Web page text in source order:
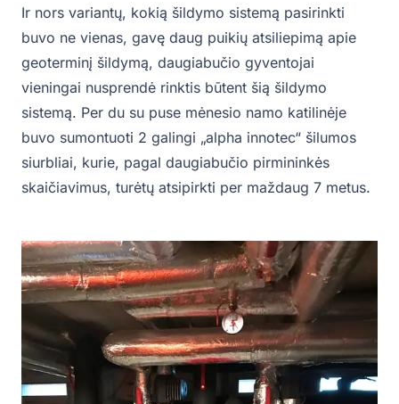
Ir nors variantų, kokią šildymo sistemą pasirinkti
buvo ne vienas, gavę daug puikių atsiliepimą apie
geoterminį šildymą, daugiabučio gyventojai
vieningai nusprendė rinktis būtent šią šildymo
sistemą. Per du su puse mėnesio namo katilinėje
buvo sumontuoti 2 galingi „alpha innotec“ šilumos
siurbliai, kurie, pagal daugiabučio pirmininkės
skaičiavimus, turėtų atsipirkti per maždaug 7 metus.